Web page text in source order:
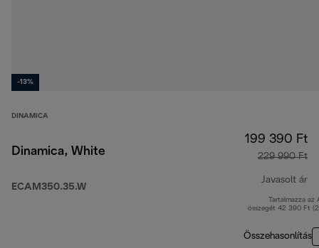
-13%
DINAMICA
Dinamica, White
ECAM350.35.W
199 390 Ft
229 990 Ft
Javasolt ár
Tartalmazza az
összegét 42 390 Ft
Összehasonlítás